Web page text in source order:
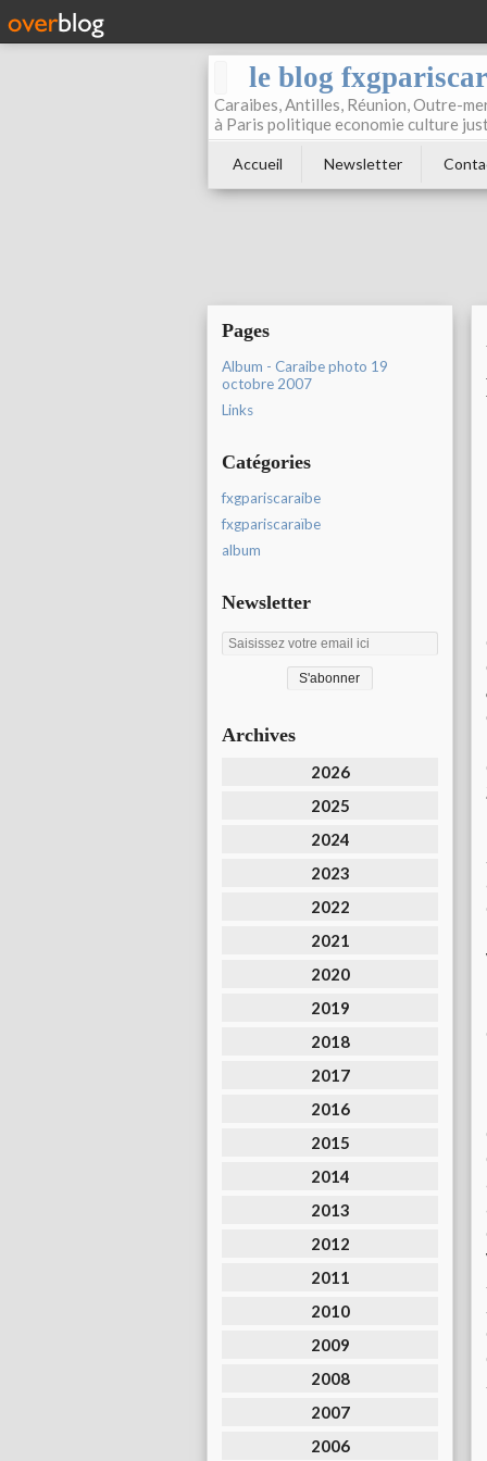
le blog
Caraibes, Antilles, Réunion, Outre-
à Paris politique economie culture
Accueil Newsletter
Pages
Album - Caraibe photo 19
octobre 2007
Links
Catégories
fxgpariscaraibe
fxgpariscaraïbe
album
Newsletter
Archives
2026
2025
2024
2023
2022
2021
2020
2019
2018
2017
2016
2015
2014
2013
2012
2011
2010
2009
2008
2007
2006